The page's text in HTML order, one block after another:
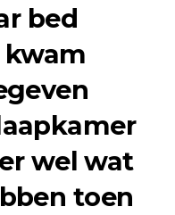
bed
kwam
wel wat
toen